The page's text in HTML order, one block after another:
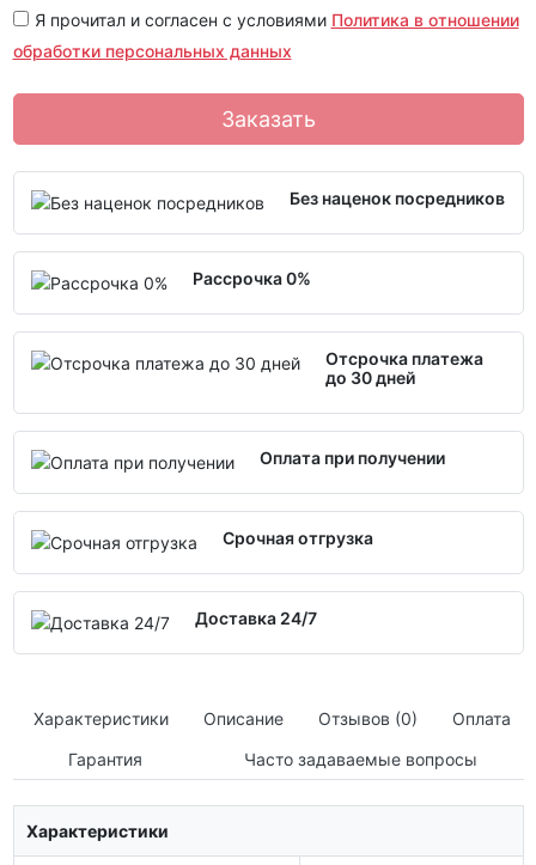
Я прочитал и согласен с условиями Политика в отношении
обработки персональных данных
Заказать
Без наценок посредников
Рассрочка 0%
Отсрочка платежа
до 30 дней
Оплата при получении
Срочная отгрузка
Доставка 24/7
Характеристики Описание Отзывов (0)
Оплата
Гарантия
Часто задаваемые вопросы
Характеристики